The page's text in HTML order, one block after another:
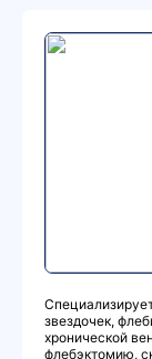
звездочек,
хронической
флебэктомию,